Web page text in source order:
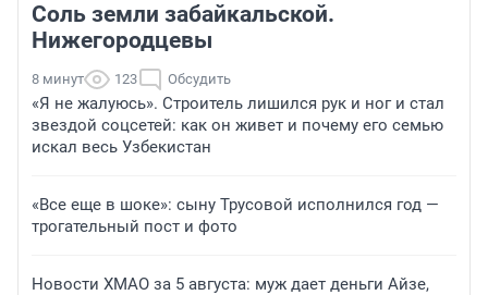
Соль земли забайкальской.
Нижегородцевы
8 минут 123 Обсудить
«Я не жалуюсь». Строитель лишился рук и ног и стал
звездой соцсетей: как он живет и почему его семью
искал весь Узбекистан
«Все еще в шоке»: сыну Трусовой исполнился год —
трогательный пост и фото
Новости ХМАО за 5 августа: муж дает деньги Айзе,